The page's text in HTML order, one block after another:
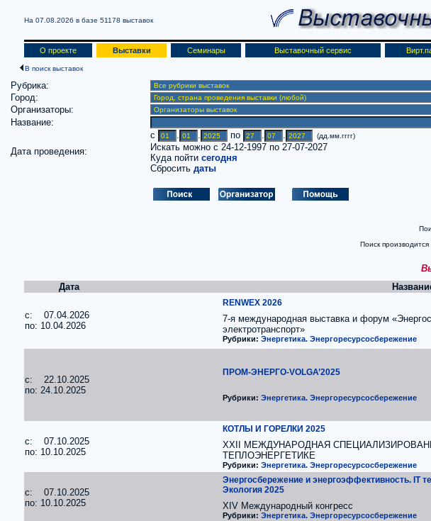
На 07.08.2026 в базе 51178 выставок
О проекте Выставки Семинары Выставочный сервис
В поиск выставок
Рубрика:
Город:
Организаторы:
Название:
Дата проведения:
c . . по . . (дд.мм.гггг)
Искать можно с 24-12-1997 по 27-07-2027
Куда пойти сегодня
Сбросить даты
Поиск
Дата
c: 07.04.2026
по: 10.04.2026
RENWEX 2026
7-я международная выставка и форум
электротранспорт»
Рубрики: Энергетика. Энергоресурсосбережение
c: 22.10.2025
по: 24.10.2025
ПРОМ-ЭНЕРГО-VOLGA’2025
Рубрики: Энергетика. Энергоресурсосбережение
c: 07.10.2025
по: 10.10.2025
КОТЛЫ И ГОРЕЛКИ 2025
XXII МЕЖДУНАРОДНАЯ
ТЕПЛОЭНЕРГЕТИКЕ
Рубрики: Энергетика. Энергоресурсосбережение
c: 07.10.2025
по: 10.10.2025
Энергосбережение и энергоэффективность. IT
Экология 2025
XIV Международный конгресс
Рубрики: Энергетика. Энергоресурсосбережение